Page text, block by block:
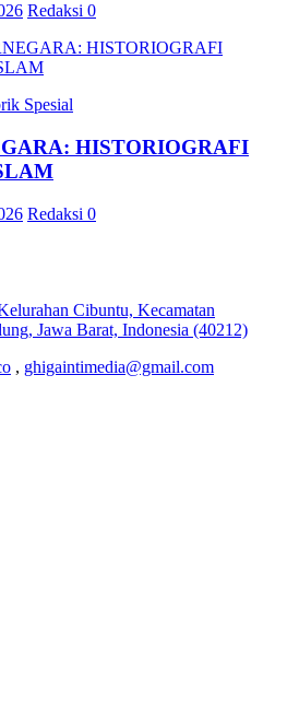
Redaksi 0
Spesial
HISTORIOGRAFI
Redaksi 0
Cibuntu, Kecamatan
Jawa Barat, Indonesia (40212)
, ghigaintimedia@gmail.com